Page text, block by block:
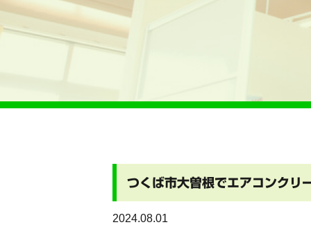
つくば市大曽根でエアコンクリ
2024.08.01